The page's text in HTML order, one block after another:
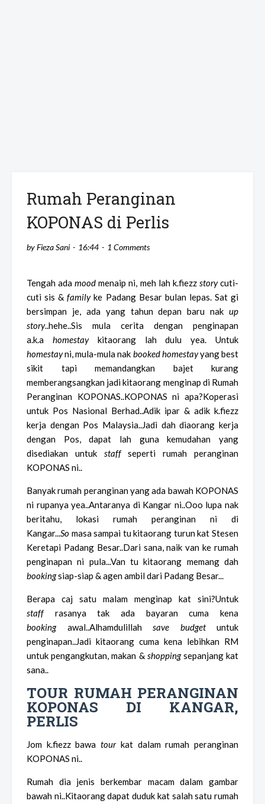
Rumah Peranginan
KOPONAS di Perlis
byFieza Sani 16:44 1 Comments
Tengah adamood menaip ni, meh lah k.fiezz storycuti-
cuti sis &familyke Padang Besar bulan lepas. Sat gi
bersimpan je, ada yang tahun depan baru nak up
story..hehe..Sis mula cerita dengan penginapan
a.k.a homestaykitaorang lah dulu yea. Untuk
homestayni, mula-mula nak bookedhomestayyang best
sikit tapi memandangkan bajet kurang
memberangsangkan jadi kitaorang menginap di Rumah
Peranginan KOPONAS..KOPONAS ni apa?Koperasi
untuk Pos Nasional Berhad..Adik ipar & adik k.fiezz
kerja dengan Pos Malaysia..Jadi dah diaorang kerja
dengan Pos, dapat lah guna kemudahan yang
disediakan untuk staffseperti rumah peranginan
KOPONAS ni..
Banyak rumah peranginan yang ada bawah KOPONAS
ni rupanya yea..Antaranya di Kangar ni..Ooo lupa nak
beritahu, lokasi rumah peranginan ni di
Kangar...So masa sampai tu kitaorang turun kat Stesen
Keretapi Padang Besar..Dari sana, naik van ke rumah
penginapan ni pula...Van tu kitaorang memang dah
bookingsiap-siap & agen ambil dari Padang Besar...
Berapa caj satu malam menginap kat sini?Untuk
staffrasanya tak ada bayaran cuma kena
bookingawal..Alhamdulillah save budgetuntuk
penginapan..Jadi kitaorang cuma kena lebihkan RM
untuk pengangkutan, makan & shoppingsepanjang kat
sana..
TOUR RUMAH PERANGINAN
KOPONAS DI KANGAR,
PERLIS
Jom k.fiezz bawatourkat dalam rumah peranginan
KOPONAS ni..
Rumah dia jenis berkembar macam dalam gambar
bawah ni..Kitaorang dapat duduk kat salah satu rumah